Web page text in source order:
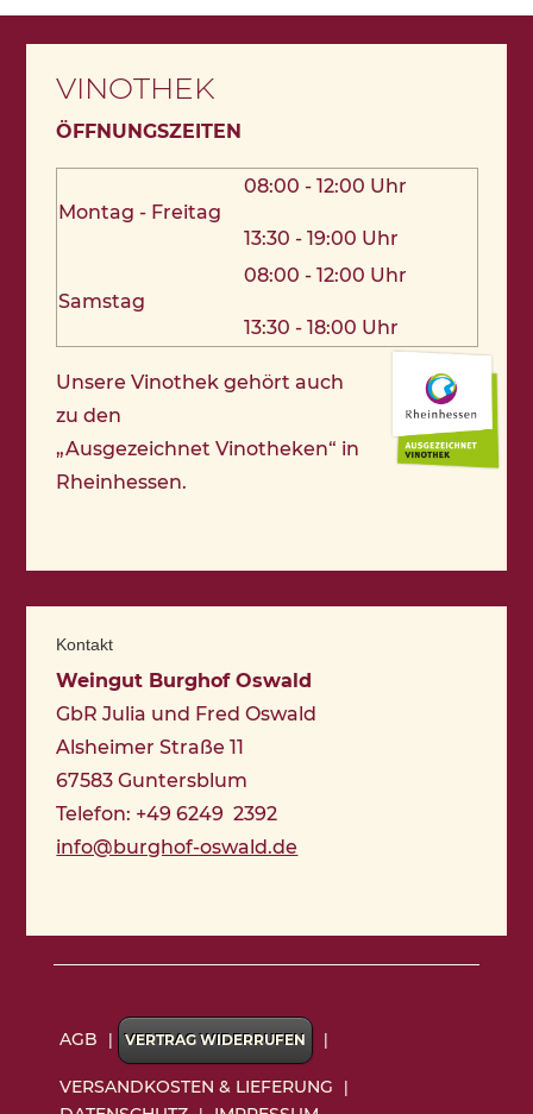
VINOTHEK
ÖFFNUNGSZEITEN
Montag - Freitag
08:00 - 12:00 Uhr
13:30 - 19:00 Uhr
Samstag
08:00 - 12:00 Uhr
13:30 - 18:00 Uhr
Unsere Vinothek gehört auch
zu den
„Ausgezeichnet Vinotheken“ in
Rheinhessen.
Kontakt
Weingut Burghof Oswald
GbR Julia und Fred Oswald
Alsheimer Straße 11
67583 Guntersblum
Telefon: +49 6249 2392
info@burghof-oswald.de
AGB | VERTRAG WIDERRUFEN |
VERSANDKOSTEN & LIEFERUNG |